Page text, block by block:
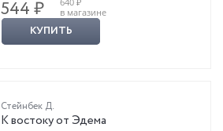
544 ₽
в магазине
КУПИТЬ
Стейнбек Д.
К востоку от Эдема